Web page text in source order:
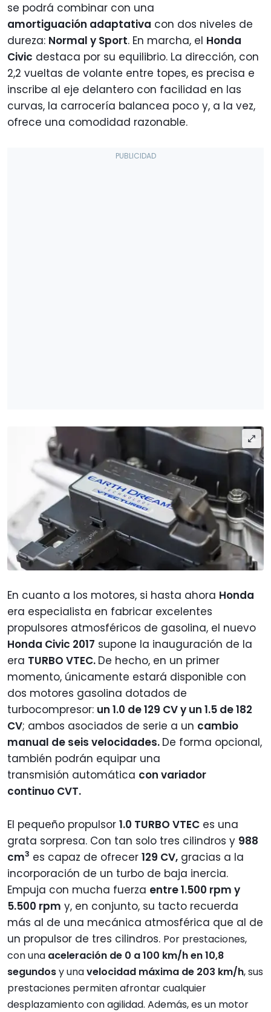
se podrá combinar con una
amortiguación adaptativa con dos niveles de
dureza: Normal y Sport. En marcha, el Honda
Civic destaca por su equilibrio. La dirección, con
2,2 vueltas de volante entre topes, es precisa e
inscribe al eje delantero con facilidad en las
curvas, la carrocería balancea poco y, a la vez,
ofrece una comodidad razonable.
En cuanto a los motores, si hasta ahora Honda
era especialista en fabricar excelentes
propulsores atmosféricos de gasolina, el nuevo
Honda Civic 2017 supone la inauguración de la
era TURBO VTEC. De hecho, en un primer
momento, únicamente estará disponible con
dos motores gasolina dotados de
turbocompresor: un 1.0 de 129 CV y un 1.5 de 182
CV; ambos asociados de serie a un cambio
manual de seis velocidades. De forma opcional,
también podrán equipar una
transmisión automática con variador
continuo CVT.
El pequeño propulsor 1.0 TURBO VTEC es una
grata sorpresa. Con tan solo tres cilindros y 988
cm3 es capaz de ofrecer 129 CV, gracias a la
incorporación de un turbo de baja inercia.
Empuja con mucha fuerza entre 1.500 rpm y
5.500 rpm y, en conjunto, su tacto recuerda
más al de una mecánica atmosférica que al de
un propulsor de tres cilindros. Por prestaciones,
con una aceleración de 0 a 100 km/h en 10,8
segundosy unavelocidad máxima de 203 km/h, sus
prestaciones permiten afrontar cualquier
desplazamiento con agilidad. Además, es un motor